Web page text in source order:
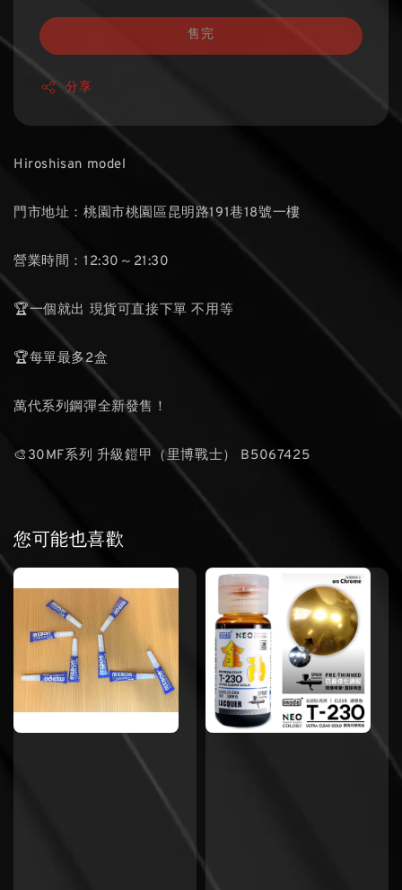
售完
分享
Hiroshisan model
門市地址：桃園市桃園區昆明路191巷18號一樓
營業時間：12:30～21:30
🏆一個就出 現貨可直接下單 不用等
🏆每單最多2盒
萬代系列鋼彈全新發售！
🎨30MF系列 升級鎧甲（里博戰士） B5067425
您可能也喜歡